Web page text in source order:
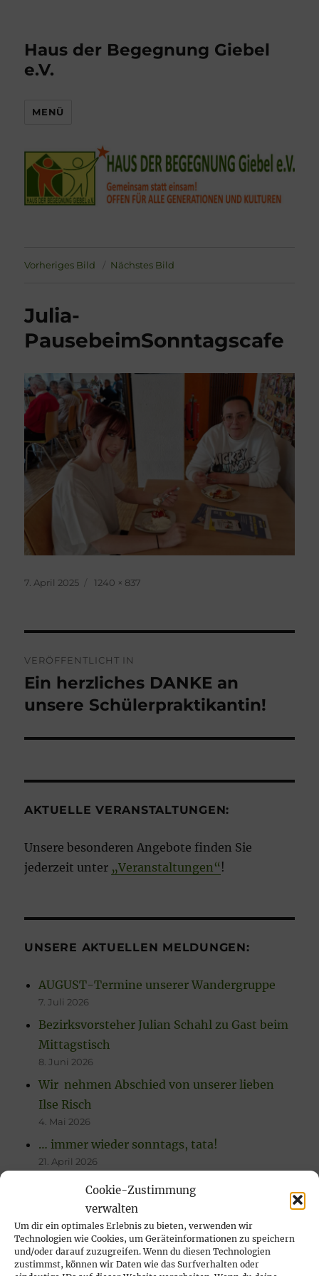
Cookie-Zustimmung
verwalten
Um dir ein optimales Erlebnis zu bieten, verwenden wir
Technologien wie Cookies, um Geräteinformationen zu speichern
und/oder darauf zuzugreifen. Wenn du diesen Technologien
zustimmst, können wir Daten wie das Surfverhalten oder
Haus der Begegnung Giebel
e.V.
MENÜ
Vorheriges Bild Nächstes Bild
Julia-
PausebeimSonntagscafe
Veröffentlicht
7. April 2025 Originalgröße
1240 × 837
VERÖFFENTLICHT IN
Ein herzliches DANKE an
unsere Schülerpraktikantin!
AKTUELLE VERANSTALTUNGEN:
Unsere besonderen Angebote finden Sie
jederzeit unter „Veranstaltungen“ !
UNSERE AKTUELLEN MELDUNGEN:
AUGUST-Termine unserer Wandergruppe
7. Juli 2026
Bezirksvorsteher Julian Schahl zu Gast beim
Mittagstisch
8. Juni 2026
Wir nehmen Abschied von unserer lieben
Ilse Risch
4. Mai 2026
… immer wieder sonntags, tata!
21. April 2026
Rückblick auf das Karfreitags-Fischessen
Nachlese Rosenmontagsparty 2026: es
wurde gesungen, gelacht & geschunkelt!
23. Februar 2026